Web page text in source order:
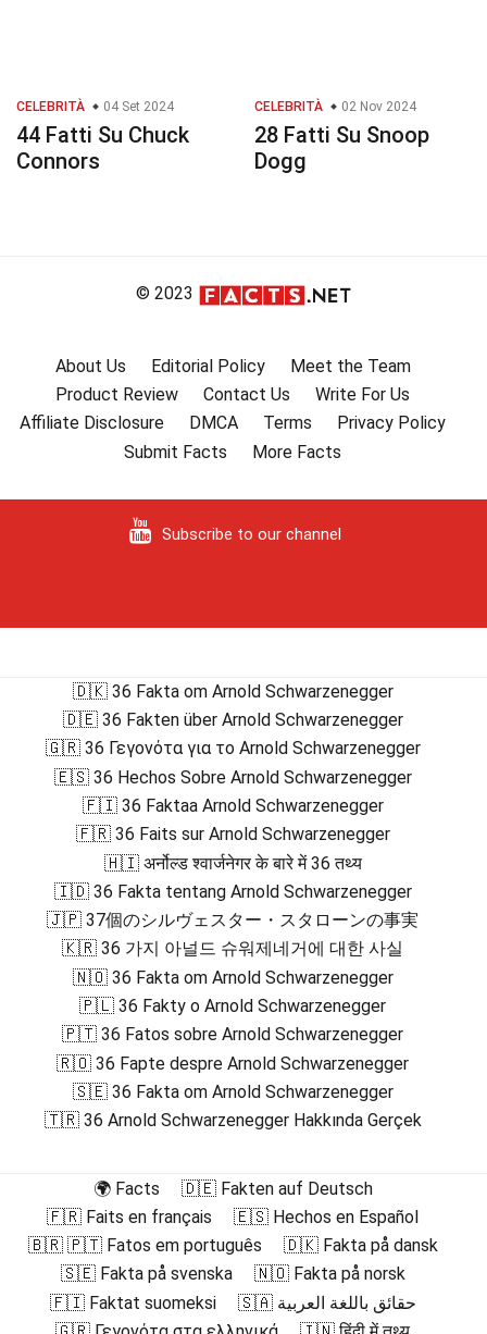
CELEBRITÀ 04 Set 2024
44 Fatti Su Chuck
Connors
CELEBRITÀ 02 Nov 2024
28 Fatti Su Snoop
Dogg
© 2023
About Us Editorial Policy
Meet the Team
Product Review
Contact Us
Write For Us
Affiliate Disclosure
DMCA Terms
Privacy Policy
Submit Facts
More Facts
Subscribe to our channel
🇩🇰 36 Fakta om Arnold Schwarzenegger
🇩🇪 36 Fakten über Arnold Schwarzenegger
🇬🇷 36 Γεγονότα για το Arnold Schwarzenegger
🇪🇸 36 Hechos Sobre Arnold Schwarzenegger
🇫🇮 36 Faktaa Arnold Schwarzenegger
🇫🇷 36 Faits sur Arnold Schwarzenegger
🇭🇮 अर्नोल्ड श्वार्जनेगर के बारे में 36 तथ्य
🇮🇩 36 Fakta tentang Arnold Schwarzenegger
🇯🇵 37個のシルヴェスター・スタローンの事実
🇰🇷 36 가지 아널드 슈워제네거에 대한 사실
🇳🇴 36 Fakta om Arnold Schwarzenegger
🇵🇱 36 Fakty o Arnold Schwarzenegger
🇵🇹 36 Fatos sobre Arnold Schwarzenegger
🇷🇴 36 Fapte despre Arnold Schwarzenegger
🇸🇪 36 Fakta om Arnold Schwarzenegger
🇹🇷 36 Arnold Schwarzenegger Hakkında Gerçek
🌍 Facts
🇩🇪 Fakten auf Deutsch
🇫🇷 Faits en français
🇪🇸 Hechos en Español
🇧🇷 🇵🇹 Fatos em português
🇩🇰 Fakta på dansk
🇸🇪 Fakta på svenska
🇳🇴 Fakta på norsk
🇫🇮 Faktat suomeksi
🇸🇦 حقائق باللغة العربية